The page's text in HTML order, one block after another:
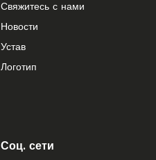
Свяжитесь с нами
Новости
Устав
Логотип
Соц. сети